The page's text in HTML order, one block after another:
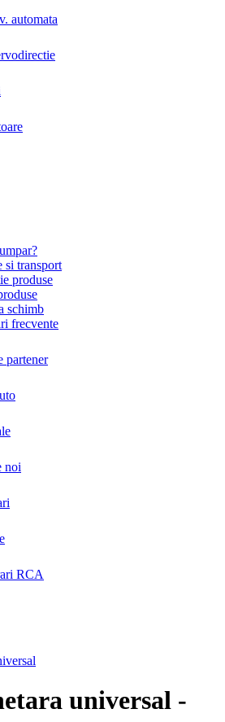
automata
si transport
produse
schimb
frecvente
partener
noi
RCA
universal -